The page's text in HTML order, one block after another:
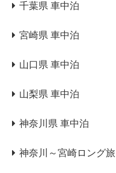
千葉県 車中泊
宮崎県 車中泊
山口県 車中泊
山梨県 車中泊
神奈川県 車中泊
神奈川～宮崎ロング旅